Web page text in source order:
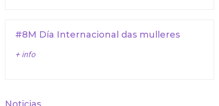
#8M Día Internacional das mulleres
+ info